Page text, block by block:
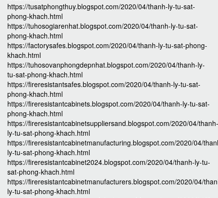
https://tusatphongthuy.blogspot.com/2020/04/thanh-ly-tu-sat-
phong-khach.html
https://tuhosogiarenhat.blogspot.com/2020/04/thanh-ly-tu-sat-
phong-khach.html
https://factorysafes.blogspot.com/2020/04/thanh-ly-tu-sat-phong-
khach.html
https://tuhosovanphongdepnhat.blogspot.com/2020/04/thanh-ly-
tu-sat-phong-khach.html
https://fireresistantsafes.blogspot.com/2020/04/thanh-ly-tu-sat-
phong-khach.html
https://fireresistantcabinets.blogspot.com/2020/04/thanh-ly-tu-sat-
phong-khach.html
https://fireresistantcabinetsuppliersand.blogspot.com/2020/04/thanh-
ly-tu-sat-phong-khach.html
https://fireresistantcabinetmanufacturing.blogspot.com/2020/04/
ly-tu-sat-phong-khach.html
https://fireresistantcabinet2024.blogspot.com/2020/04/thanh-ly-tu-
sat-phong-khach.html
https://fireresistantcabinetmanufacturers.blogspot.com/2020/04/
ly-tu-sat-phong-khach.html